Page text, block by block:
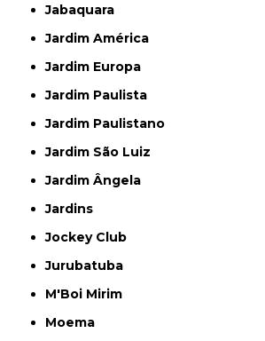
Jabaquara
Jardim América
Jardim Europa
Jardim Paulista
Jardim Paulistano
Jardim São Luiz
Jardim Ângela
Jardins
Jockey Club
Jurubatuba
M'Boi Mirim
Moema